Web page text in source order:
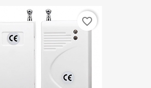
favorite_border